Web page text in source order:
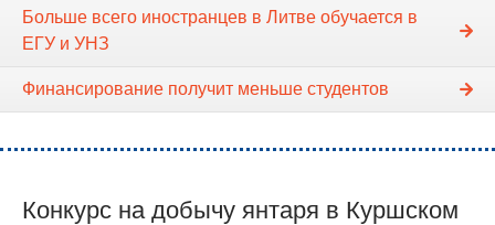
Больше всего иностранцев в Литве обучается в
ЕГУ и УНЗ
Финансирование получит меньше студентов
Конкурс на добычу янтаря в Куршском